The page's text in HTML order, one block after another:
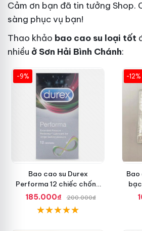
Cảm ơn bạn đã tin tưởng Shop.
sàng phục vụ bạn!
Thao khảo bao cao su loại tốt
nhiều ở Sơn Hải Bình Chánh:
-9%
Bao cao su Durex
Performa 12 chiếc chống
xuất tinh sớm chuẩn Thái
Lan
185.000₫ 200.000₫
-12%
Bao